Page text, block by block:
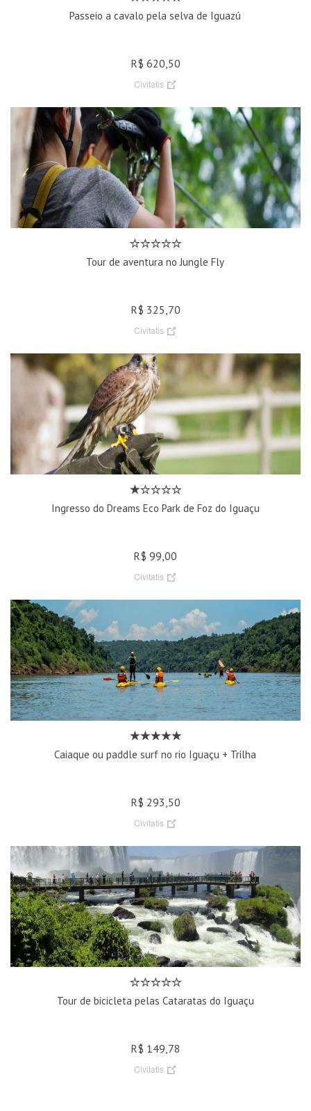
Passeio a cavalo pela selva de Iguazú
R$ 620,50
Civitatis
Tour de aventura no Jungle Fly
R$ 325,70
Civitatis
Ingresso do Dreams Eco Park de Foz do Iguaçu
R$ 99,00
Civitatis
Caiaque ou paddle surf no rio Iguaçu + Trilha
R$ 293,50
Civitatis
Tour de bicicleta pelas Cataratas do Iguaçu
R$ 149,78
Civitatis